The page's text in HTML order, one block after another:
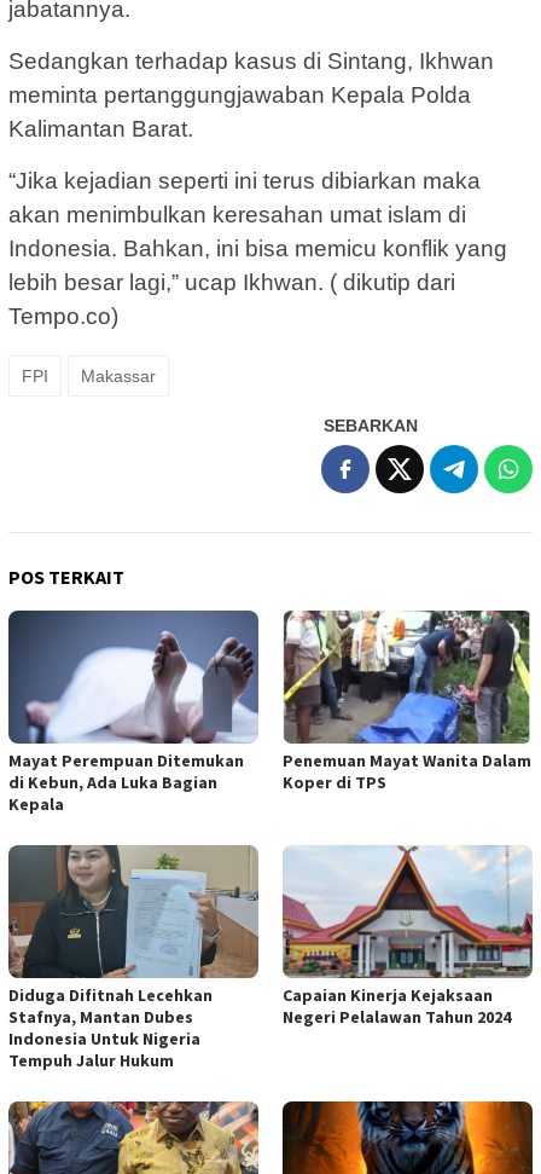
jabatannya.
Sedangkan terhadap kasus di Sintang, Ikhwan
meminta pertanggungjawaban Kepala Polda
Kalimantan Barat.
“Jika kejadian seperti ini terus dibiarkan maka
akan menimbulkan keresahan umat islam di
Indonesia. Bahkan, ini bisa memicu konflik yang
lebih besar lagi,” ucap Ikhwan. ( dikutip dari
Tempo.co)
FPI Makassar
SEBARKAN
POS TERKAIT
Mayat Perempuan Ditemukan
di Kebun, Ada Luka Bagian
Kepala
Penemuan Mayat Wanita Dalam
Koper di TPS
Diduga Difitnah Lecehkan
Stafnya, Mantan Dubes
Indonesia Untuk Nigeria
Tempuh Jalur Hukum
Capaian Kinerja Kejaksaan
Negeri Pelalawan Tahun 2024